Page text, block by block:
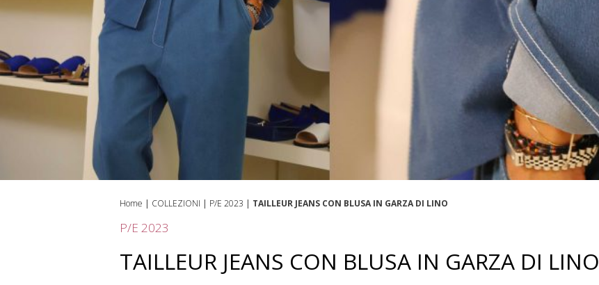
Home | COLLEZIONI | P/E 2023 | TAILLEUR JEANS CON BLUSA IN GARZA DI LINO
P/E 2023
TAILLEUR JEANS CON BLUSA IN GARZA DI LINO